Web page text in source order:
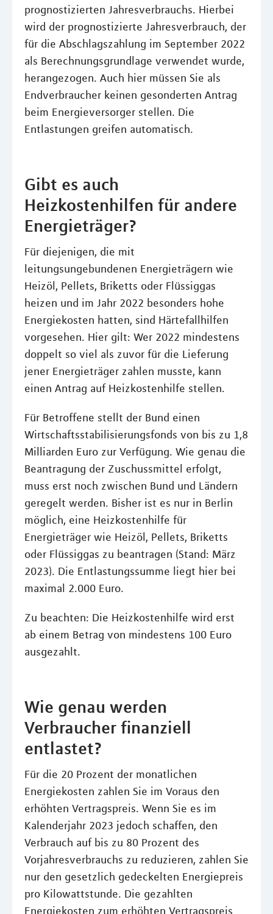
prognostizierten Jahresverbrauchs. Hierbei
wird der prognostizierte Jahresverbrauch, der
für die Abschlagszahlung im September 2022
als Berechnungsgrundlage verwendet wurde,
herangezogen. Auch hier müssen Sie als
Endverbraucher keinen gesonderten Antrag
beim Energieversorger stellen. Die
Entlastungen greifen automatisch.
Gibt es auch
Heizkostenhilfen für andere
Energieträger?
Für diejenigen, die mit
leitungsungebundenen Energieträgern wie
Heizöl, Pellets, Briketts oder Flüssiggas
heizen und im Jahr 2022 besonders hohe
Energiekosten hatten, sind Härtefallhilfen
vorgesehen. Hier gilt: Wer 2022 mindestens
doppelt so viel als zuvor für die Lieferung
jener Energieträger zahlen musste, kann
einen Antrag auf Heizkostenhilfe stellen.
Für Betroffene stellt der Bund einen
Wirtschaftsstabilisierungsfonds von bis zu 1,8
Milliarden Euro zur Verfügung. Wie genau die
Beantragung der Zuschussmittel erfolgt,
muss erst noch zwischen Bund und Ländern
geregelt werden. Bisher ist es nur in Berlin
möglich, eine Heizkostenhilfe für
Energieträger wie Heizöl, Pellets, Briketts
oder Flüssiggas zu beantragen (Stand: März
2023). Die Entlastungssumme liegt hier bei
maximal 2.000 Euro.
Zu beachten: Die Heizkostenhilfe wird erst
ab einem Betrag von mindestens 100 Euro
ausgezahlt.
Wie genau werden
Verbraucher finanziell
entlastet?
Für die 20 Prozent der monatlichen
Energiekosten zahlen Sie im Voraus den
erhöhten Vertragspreis. Wenn Sie es im
Kalenderjahr 2023 jedoch schaffen, den
Verbrauch auf bis zu 80 Prozent des
Vorjahresverbrauchs zu reduzieren, zahlen Sie
nur den gesetzlich gedeckelten Energiepreis
pro Kilowattstunde. Die gezahlten
Energiekosten zum erhöhten Vertragspreis